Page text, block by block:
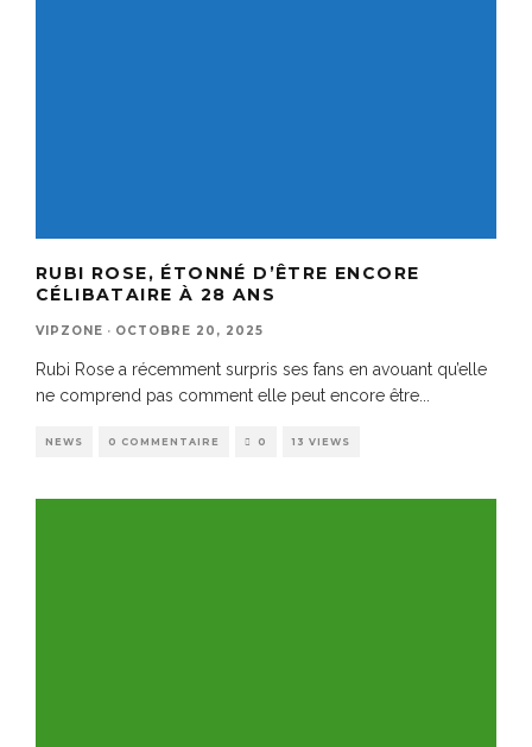
RUBI ROSE, ÉTONNÉ D’ÊTRE ENCORE
CÉLIBATAIRE À 28 ANS
VIPZONE · OCTOBRE 20, 2025
Rubi Rose a récemment surpris ses fans en avouant qu’elle
ne comprend pas comment elle peut encore être
NEWS 0 COMMENTAIRE 0 13 VIEWS